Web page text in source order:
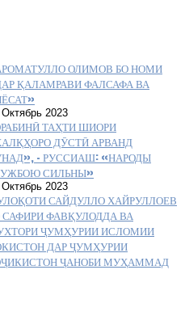
ОЛИМОВ БО НОМИ
ҚАЛАМРАВИ ФАЛСАФА ВА
2023
ТАҲТИ ШИОРИ
ДӮСТӢ АРВАНД
– РУССИАШ: «НАРОДЫ
СИЛЬНЫ»
Октябрь 2023
САЙДУЛЛО ХАЙРУЛЛОЕВ
САФИРИ ФАВҚУЛОДДА ВА
ҶУМҲУРИИ ИСЛОМИИ
ДАР ҶУМҲУРИИ
ҶАНОБИ МУҲАММАД